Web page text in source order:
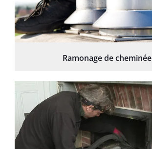
Ramonage de cheminée